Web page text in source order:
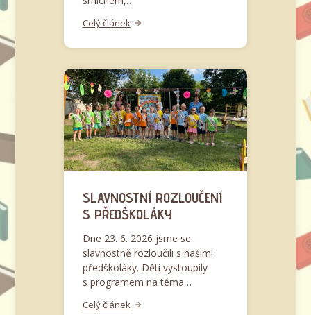
Celý článek
SLAVNOSTNÍ ROZLOUČENÍ
S PŘEDŠKOLÁKY
Dne 23. 6. 2026 jsme se
slavnostně rozloučili s našimi
předškoláky. Děti vystoupily
s programem na téma…
Celý článek